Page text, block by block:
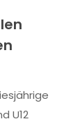
U12